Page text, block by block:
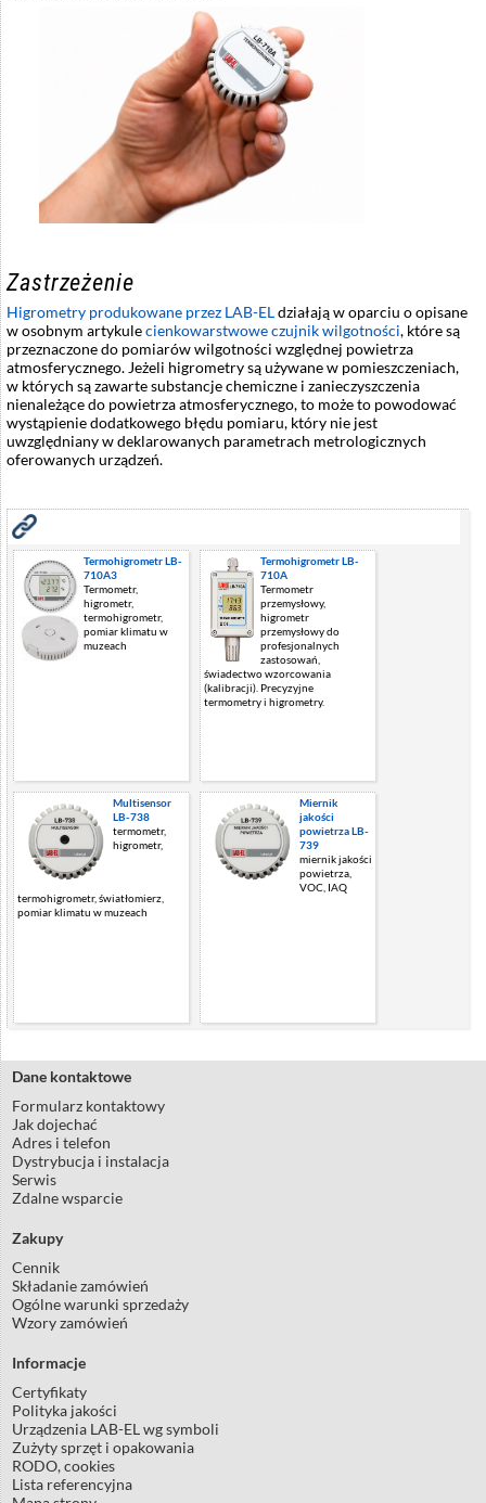
Zastrzeżenie
Higrometry produkowane przez LAB-ELdziałają w oparciu o opisane
w osobnym artykulecienkowarstwowe czujnik wilgotności, które są
przeznaczone do pomiarów wilgotności względnej powietrza
atmosferycznego. Jeżeli higrometry są używane w pomieszczeniach,
w których są zawarte substancje chemiczne i zanieczyszczenia
nienależące do powietrza atmosferycznego, to może to powodować
wystąpienie dodatkowego błędu pomiaru, który nie jest
uwzględniany w deklarowanych parametrach metrologicznych
oferowanych urządzeń.
Termohigrometr LB-
710A3
Termometr,
higrometr,
termohigrometr,
pomiar klimatu w
muzeach
Termohigrometr LB-
710A
Termometr
przemysłowy,
higrometr
przemysłowy do
profesjonalnych
zastosowań,
świadectwo wzorcowania
(kalibracji). Precyzyjne
termometry i higrometry.
Multisensor
LB-738
termometr,
higrometr,
termohigrometr, światłomierz,
pomiar klimatu w muzeach
Miernik
jakości
powietrza LB-
739
miernik jakości
powietrza,
VOC, IAQ
Dane kontaktowe
Formularz kontaktowy
Jak dojechać
Adres i telefon
Dystrybucja i instalacja
Serwis
Zdalne wsparcie
Zakupy
Cennik
Składanie zamówień
Ogólne warunki sprzedaży
Wzory zamówień
Informacje
Certyfikaty
Polityka jakości
Urządzenia LAB-EL wg symboli
Zużyty sprzęt i opakowania
RODO, cookies
Lista referencyjna